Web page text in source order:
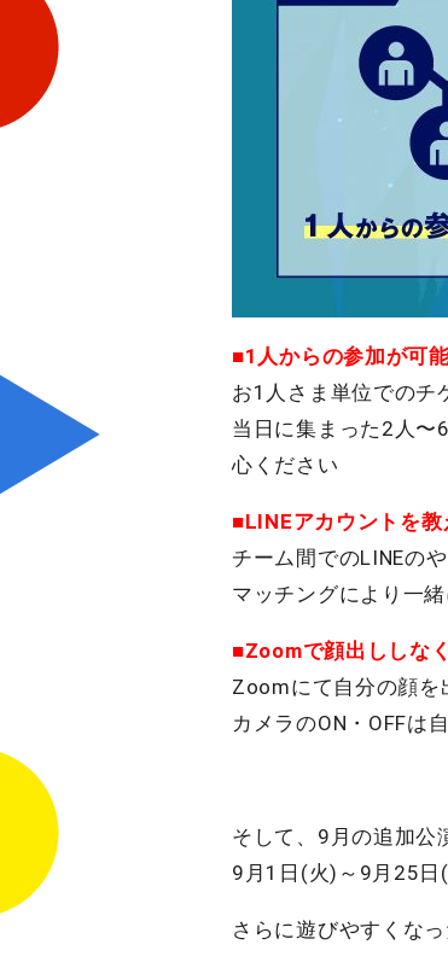
■1人からの参加が可能
お1人さま単位でのチ
当日に集まった2人〜
心ください
■LINEアカウントを教
チーム間でのLINEの
マッチングにより一
■Zoomで顔出ししな
Zoomにて自分の顔を
カメラのON・OFFは
そして、9月の追加公
9月1日(火)～9月25日
さらに遊びやすくな